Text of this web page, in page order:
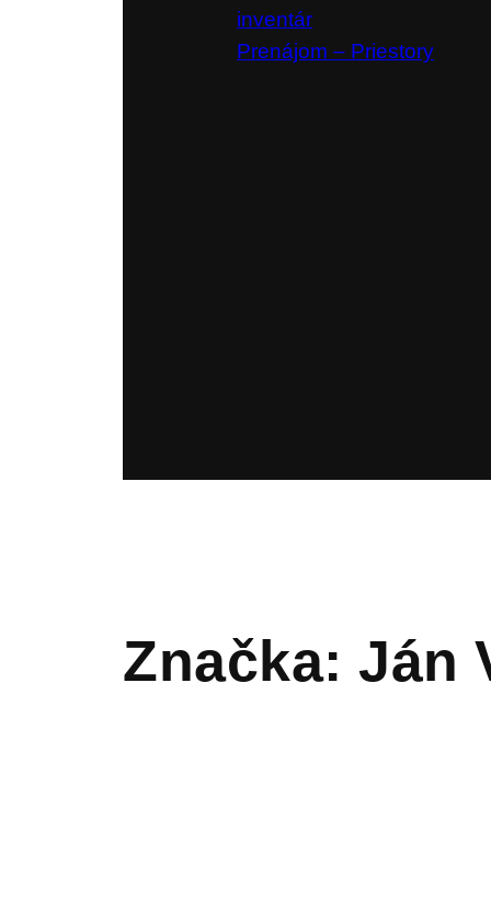
inventár
Prenájom – Priestory
Značka: Ján